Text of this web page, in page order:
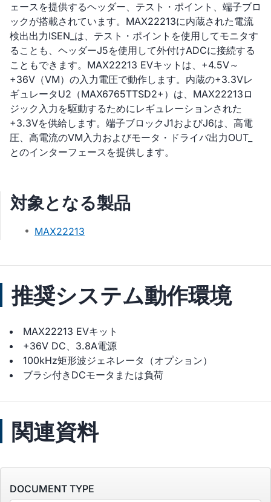
ェースを提供するヘッダー、テスト・ポイント、端子ブロ
ックが搭載されています。MAX22213に内蔵された電流
検出出力ISEN_は、テスト・ポイントを使用してモニタす
ることも、ヘッダーJ5を使用して外付けADCに接続する
こともできます。MAX22213 EVキットは、+4.5V～
+36V（VM）の入力電圧で動作します。内蔵の+3.3Vレ
ギュレータU2（MAX6765TTSD2+）は、MAX22213ロ
ジック入力を駆動するためにレギュレーションされた
+3.3Vを供給します。端子ブロックJ1およびJ6は、高電
圧、高電流のVM入力およびモータ・ドライバ出力OUT_
とのインターフェースを提供します。
対象となる製品
MAX22213
推奨システム動作環境
MAX22213 EVキット
+36V DC、3.8A電源
100kHz矩形波ジェネレータ（オプション）
ブラシ付きDCモータまたは負荷
関連資料
DOCUMENT TYPE